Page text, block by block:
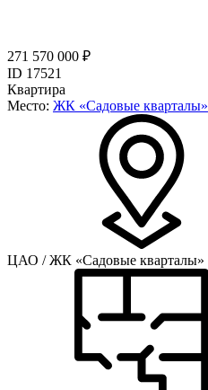
271 570 000 ₽
ID 17521
Квартира
Место: ЖК «Садовые кварталы»
ЦАО / ЖК «Садовые кварталы»